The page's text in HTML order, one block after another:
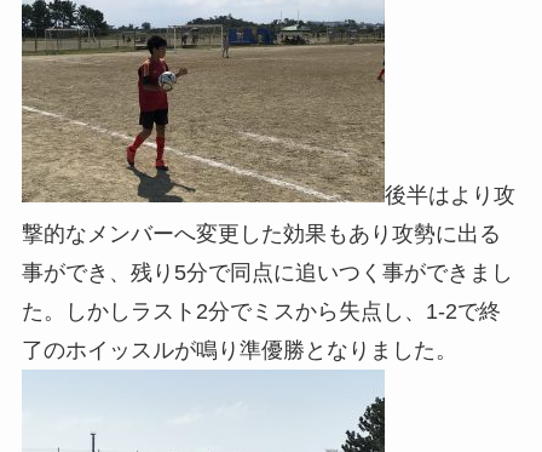
後半はより攻
撃的なメンバーへ変更した効果もあり攻勢に出る
事ができ、残り5分で同点に追いつく事ができまし
た。しかしラスト2分でミスから失点し、1-2で終
了のホイッスルが鳴り準優勝となりました。